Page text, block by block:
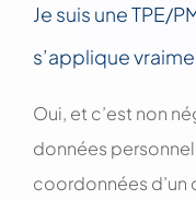
Je suis une TPE/
s’applique
Oui, et c’est non
données
coordonnées d’un